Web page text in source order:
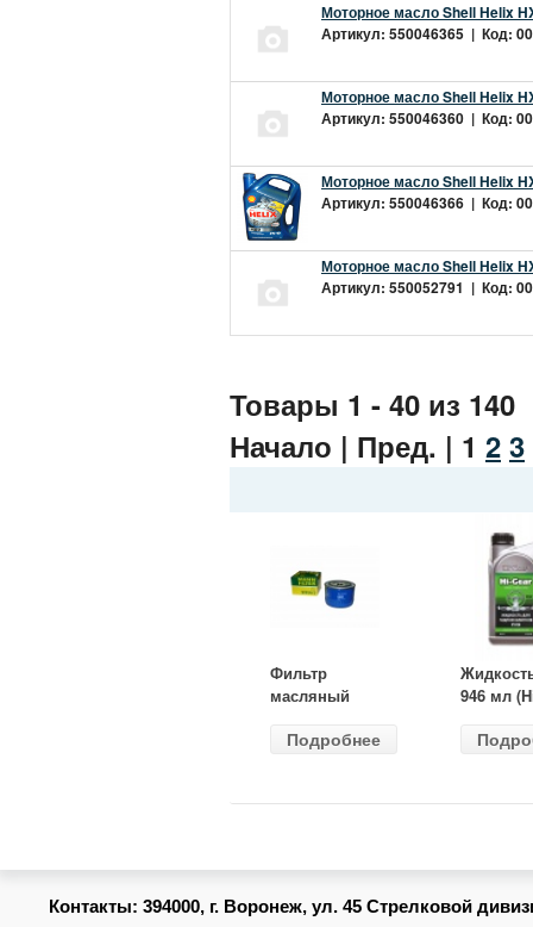
Моторное масло Shell Helix
Артикул: 550046365 | Код:
Моторное масло Shell Helix
Артикул: 550046360 | Код:
Моторное масло Shell Helix
Артикул: 550046366 | Код:
Моторное масло Shell Helix
Артикул: 550052791 | Код:
Товары 1 - 40 из 140
Начало | Пред. | 1 2 3
Фильтр
масляный
(MANN) W
Подробнее
946 мл
Контакты: 394000, г. Воронеж, ул. 45 Стрелковой